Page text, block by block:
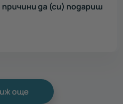
причини да (си) подариш
още